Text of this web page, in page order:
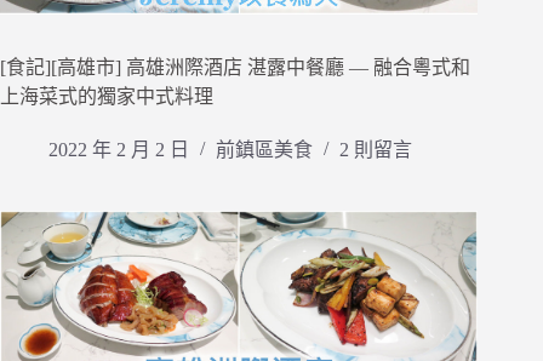
[食記][高雄市] 高雄洲際酒店 湛露中餐廳 — 融合粵式和
上海菜式的獨家中式料理
2022 年 2 月 2 日 前鎮區美食 2 則留言